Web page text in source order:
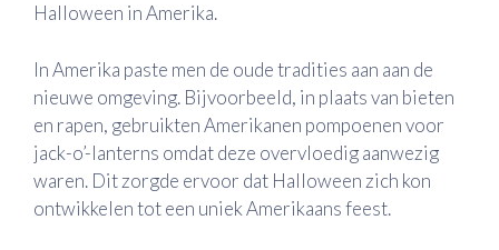
Halloween in Amerika.
In Amerika paste men de oude tradities aan aan de
nieuwe omgeving. Bijvoorbeeld, in plaats van bieten
en rapen, gebruikten Amerikanen pompoenen voor
jack-o’-lanterns omdat deze overvloedig aanwezig
waren. Dit zorgde ervoor dat Halloween zich kon
ontwikkelen tot een uniek Amerikaans feest.